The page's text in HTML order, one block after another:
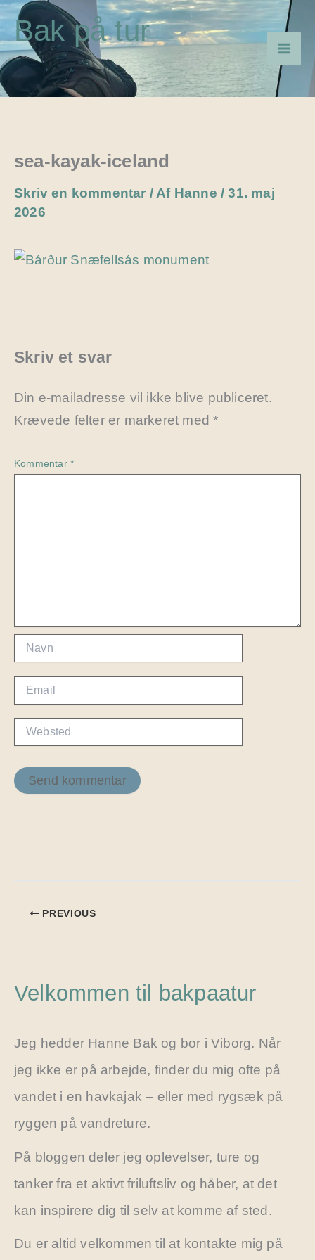
Gå
til
indholdet
Bak på tur
sea-kayak-iceland
Skriv en kommentar / Af Hanne/31. maj
2026
Skriv et svar
Din e-mailadresse vil ikke blive publiceret.
Krævede felter er markeret med*
Kommentar *
Navn
Websted
PREVIOUS
Velkommen til bakpaatur
Jeg hedder Hanne Bak og bor i Viborg. Når
jeg ikke er på arbejde, finder du mig ofte på
vandet i en havkajak – eller med rygsæk på
ryggen på vandreture.
På bloggen deler jeg oplevelser, ture og
tanker fra et aktivt friluftsliv og håber, at det
kan inspirere dig til selv at komme af sted.
Du er altid velkommen til at kontakte mig på